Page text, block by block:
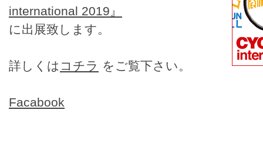
international 2019』
に出展致します。
詳しくは コチラ をご覧下さい。
Facabook